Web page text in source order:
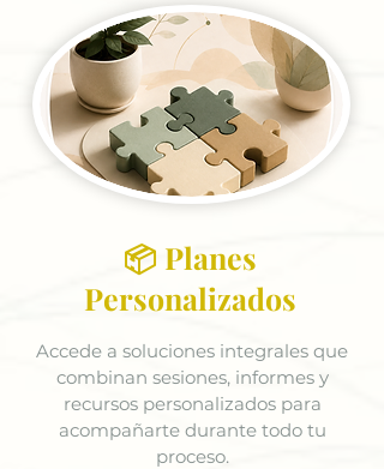
📦 Planes
Personalizados
Accede a soluciones integrales que
combinan sesiones, informes y
recursos personalizados para
acompañarte durante todo tu
proceso.